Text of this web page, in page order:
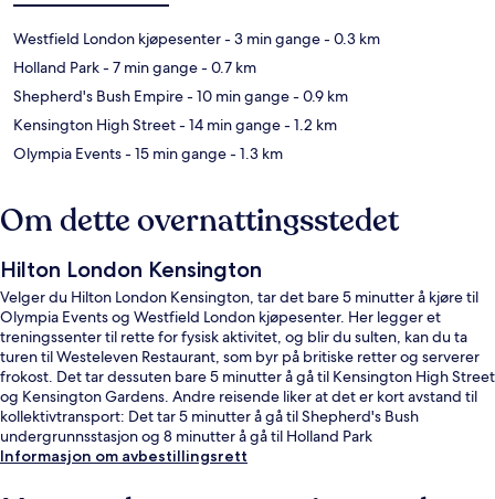
Westfield London kjøpesenter- 3 min gange- 0.3 km
Holland Park- 7 min gange- 0.7 km
Shepherd's Bush Empire- 10 min gange- 0.9 km
Kensington High Street- 14 min gange- 1.2 km
Olympia Events- 15 min gange- 1.3 km
Om dette overnattingsstedet
Hilton London Kensington
Velger du Hilton London Kensington, tar det bare 5 minutter å kjøre til
Olympia Events og Westfield London kjøpesenter. Her legger et
treningssenter til rette for fysisk aktivitet, og blir du sulten, kan du ta
turen til Westeleven Restaurant, som byr på britiske retter og serverer
frokost. Det tar dessuten bare 5 minutter å gå til Kensington High Street
og Kensington Gardens. Andre reisende liker at det er kort avstand til
kollektivtransport: Det tar 5 minutter å gå til Shepherd's Bush
undergrunnsstasjon og 8 minutter å gå til Holland Park
undergrunnsstasjon.
Informasjon om avbestillingsrett